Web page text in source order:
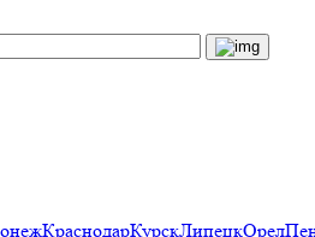
КраснодарКурскЛипецкОрел